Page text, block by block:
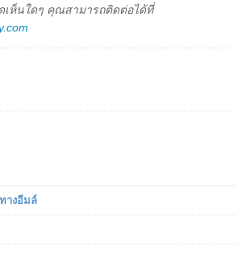
เห็นใดๆ คุณสามารถติดต่อได้ที่
างอีมล์